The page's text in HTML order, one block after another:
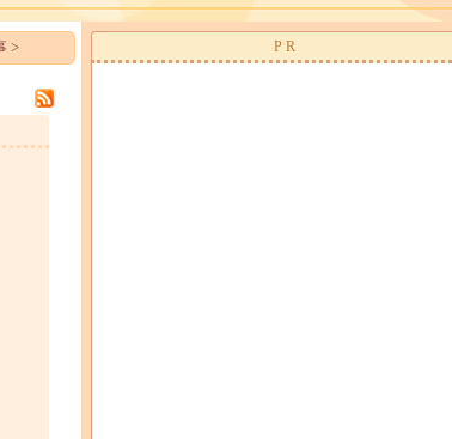
> PR